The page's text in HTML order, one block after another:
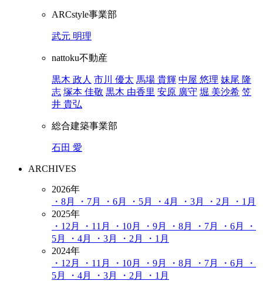
ARCstyle事業部
武元 明理
nattoku不動産
黒木 政人 市川 優太 馬場 貴輝 中屋 悠理 妹尾 隆
志 塚本 佳敬 黒木 由香里 安原 廣守 堀 美沙希 笠
井 貴弘
総合建築事業部
石田 愛
ARCHIVES
2026年
・8月
・7月 ・6月 ・5月 ・4月 ・3月 ・2月
・1月
2025年
・12月
・11月 ・10月 ・9月 ・8月 ・7月 ・6月
・
5月
・4月 ・3月 ・2月
・1月
2024年
・12月
・11月 ・10月 ・9月 ・8月 ・7月 ・6月
・
5月
・4月 ・3月 ・2月
・1月